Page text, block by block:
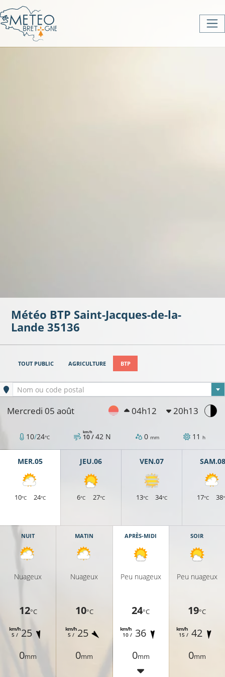
Météo BTP Saint-Jacques-de-la-
Lande 35136
TOUT PUBLIC AGRICULTURE BTP
Ville sélectionnée
Nom ou code postal
Mercredi 05 août 04h12 20h13
10/24°C 10 /
km/h 42 N 0 mm 11 h
MER.05
10°C 24°C
JEU.06
6°C 27°C
VEN.07
13°C 34°C
SAM.08
17°C 38
NUIT
Nuageux
12°C
5 /
km/h25
0mm
MATIN
Nuageux
10°C
5 /
km/h25
0mm
APRÈS-MIDI
Peu nuageux
24°C
10 /
km/h 36
0mm
SOIR
Peu nuageux
19°C
15 /
km/h 42
0mm
19°C